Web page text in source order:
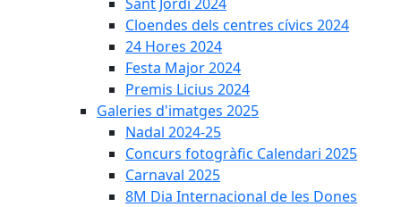
Cloendes dels centres cívics 2024
24 Hores 2024
Festa Major 2024
Premis Licius 2024
Galeries d'imatges 2025
Nadal 2024-25
Concurs fotogràfic Calendari 2025
Carnaval 2025
8M Dia Internacional de les Dones